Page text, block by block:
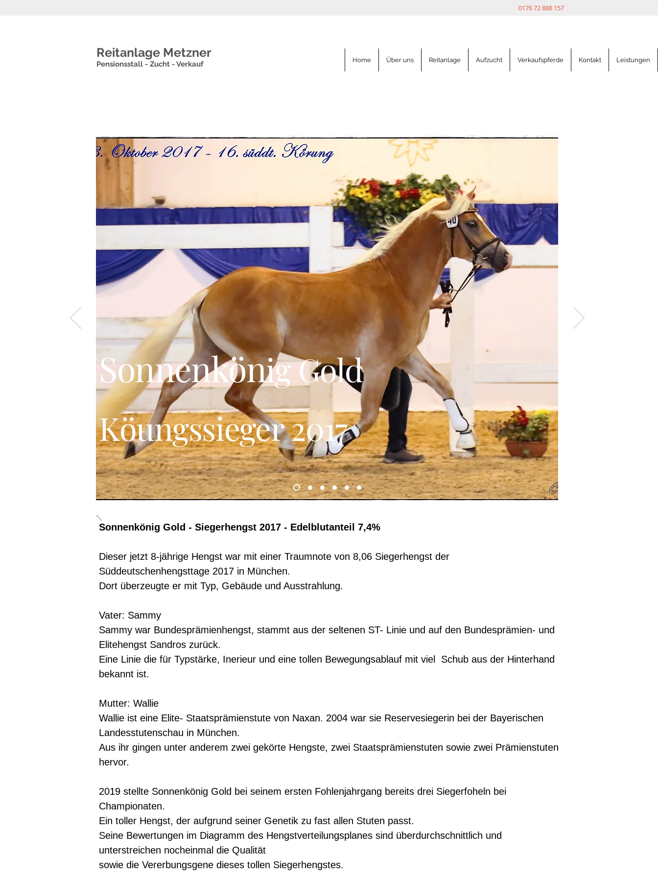
0176 72 888 157
Reitanlage Metzner
Pensionsstall - Zucht - Verkauf Home Über uns Reitanlage Aufzucht Verkaufspferde Kontakt Leistungen
Sonnenkönig Gold
Köungssieger 2017
Sonnenkönig Gold - Siegerhengst 2017 - Edelblutanteil 7,4%
Dieser jetzt 8-jährige Hengst war mit einer Traumnote von 8,06 Siegerhengst der
Süddeutschenhengsttage 2017 in München.
Dort überzeugte er mit Typ, Gebäude und Ausstrahlung.
Vater: Sammy
Sammy war Bundesprämienhengst, stammt aus der seltenen ST- Linie und auf den Bundesprämien- und
Elitehengst Sandros zurück.
Eine Linie die für Typstärke, Inerieur und eine tollen Bewegungsablauf mit viel Schub aus der Hinterhand
bekannt ist.
Mutter: Wallie
Wallie ist eine Elite- Staatsprämienstute von Naxan. 2004 war sie Reservesiegerin bei der Bayerischen
Landesstutenschau in München.
Aus ihr gingen unter anderem zwei gekörte Hengste, zwei Staatsprämienstuten sowie zwei Prämienstuten
hervor.
2019 stellte Sonnenkönig Gold bei seinem ersten Fohlenjahrgang bereits drei Siegerfoheln bei
Championaten.
Ein toller Hengst, der aufgrund seiner Genetik zu fast allen Stuten passt.
Seine Bewertungen im Diagramm des Hengstverteilungsplanes sind überdurchschnittlich und
unterstreichen nocheinmal die Qualität
sowie die Vererbungsgene dieses tollen Siegerhengstes.